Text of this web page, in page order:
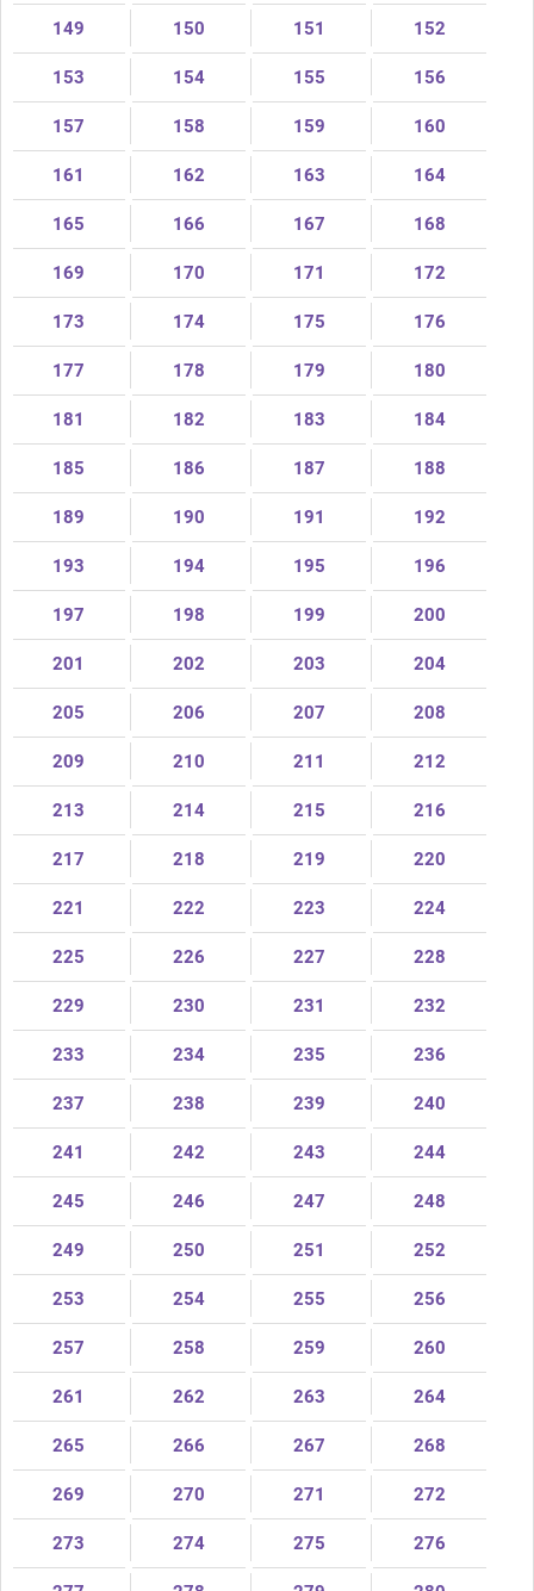
149 150 151 152
153 154 155 156
157 158 159 160
161 162 163 164
165 166 167 168
169 170 171 172
173 174 175 176
177 178 179 180
181 182 183 184
185 186 187 188
189 190 191 192
193 194 195 196
197 198 199 200
201 202 203 204
205 206 207 208
209 210 211 212
213 214 215 216
217 218 219 220
221 222 223 224
225 226 227 228
229 230 231 232
233 234 235 236
237 238 239 240
241 242 243 244
245 246 247 248
249 250 251 252
253 254 255 256
257 258 259 260
261 262 263 264
265 266 267 268
269 270 271 272
273 274 275 276